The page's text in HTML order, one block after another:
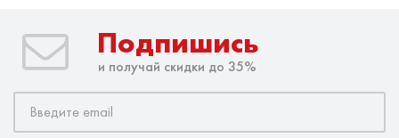
Подпишись
и получай скидки до 35%